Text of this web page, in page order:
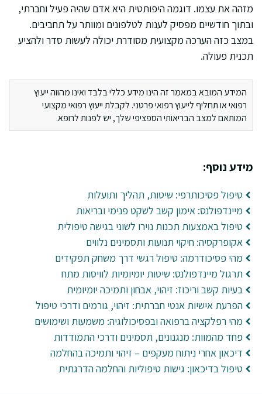
מזהה את עצמו. דוגמה היפותטית היא אדם שהיה פעיל וחברתי,
ובתוך חודשיים מפסיק לענות לטלפונים ומוותר על תחביבים.
במצב כזה הערכה מקצועית מסודרת יכולה לעשות סדר ולהציע
תכנית פעולה.
המידע המובא במאמר זה הינו מידע כללי בלבד ואינו מהווה ייעוץ
רפואי או תחליף לייעוץ רפואי פרטני. לקבלת ייעוץ רפואי מקצועי
המותאם למצב הבריאותי הספציפי שלך, יש לפנות לרופא.
מידע נוסף:
טיפול פסיכותרפי: שיטות, תהליך ותועלות
מיינדפולנס: אימון קשב לשקט פנימי ובריאות
טיפול באמצעות תכנות נוירו לשוני בגישה טיפולית
אקופרקסיה: חיקוי תנועות ותסמינים נלווים
מהי פסיכודרמה: טיפול רגשי דרך משחק תפקידים
תרגול מיינדפולנס: שיטות יומיומיות לוויסות מתח
בעיות קשב וריכוז: זיהוי, אבחון ותמיכה יומיומית
הפרעת אישיות אנטי חברתית: זיהוי, גורמים ודרכי טיפול
מהי רפלקציה ברפואה ובפסיכולוגיה: משמעות ושימושים
פחד מהמוות: מנגנונים, תסמינים ודרכי התמודדות
דיכאון אחרי ניתוח מעקפים – זיהוי ותמיכה בהחלמה
טיפול בדיכאון: גישות טיפוליות והחלמה הדרגתית